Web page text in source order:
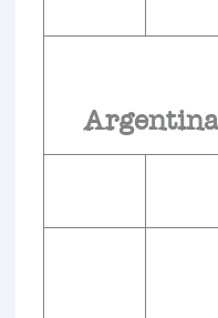
Argentina